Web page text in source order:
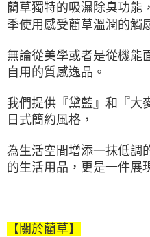
藺草獨特的吸濕除臭功能
季使用感受藺草溫潤的觸
無論從美學或者是從機能
自用的質感逸品。
我們提供『黛藍』和『大
日式簡約風格，
為生活空間增添一抹低調
的生活用品，更是一件展
【關於藺草】